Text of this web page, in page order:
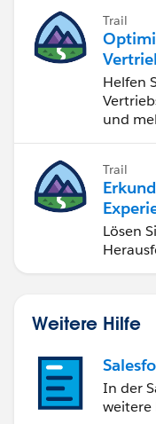
Trail
Helfen
und
Trail
Lösen
Weitere Hilfe
In der
weitere